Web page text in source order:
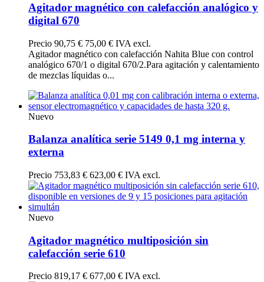
Agitador magnético con calefacción analógico y
digital 670
Precio 90,75 € 75,00 € IVA excl.
Agitador magnético con calefacción Nahita Blue con control
analógico 670/1 o digital 670/2.Para agitación y calentamiento
de mezclas líquidas o...
Nuevo
Balanza analítica serie 5149 0,1 mg interna y
externa
Precio 753,83 € 623,00 € IVA excl.
Nuevo
Agitador magnético multiposición sin
calefacción serie 610
Precio 819,17 € 677,00 € IVA excl.